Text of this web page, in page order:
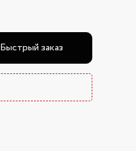
Быстрый заказ